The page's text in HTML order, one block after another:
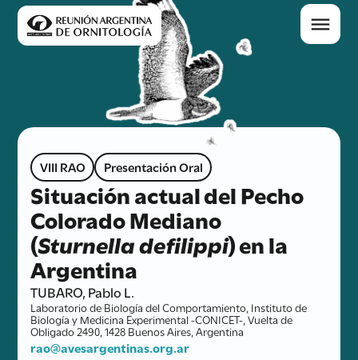
VIII RAO Presentación Oral
Situación actual del Pecho
Colorado Mediano
(Sturnella defilippi) en la
Argentina
TUBARO, Pablo L.
Laboratorio de Biología del Comportamiento, Instituto de
Biología y Medicina Experimental -CONICET-, Vuelta de
Obligado 2490, 1428 Buenos Aires, Argentina
rao@avesargentinas.org.ar